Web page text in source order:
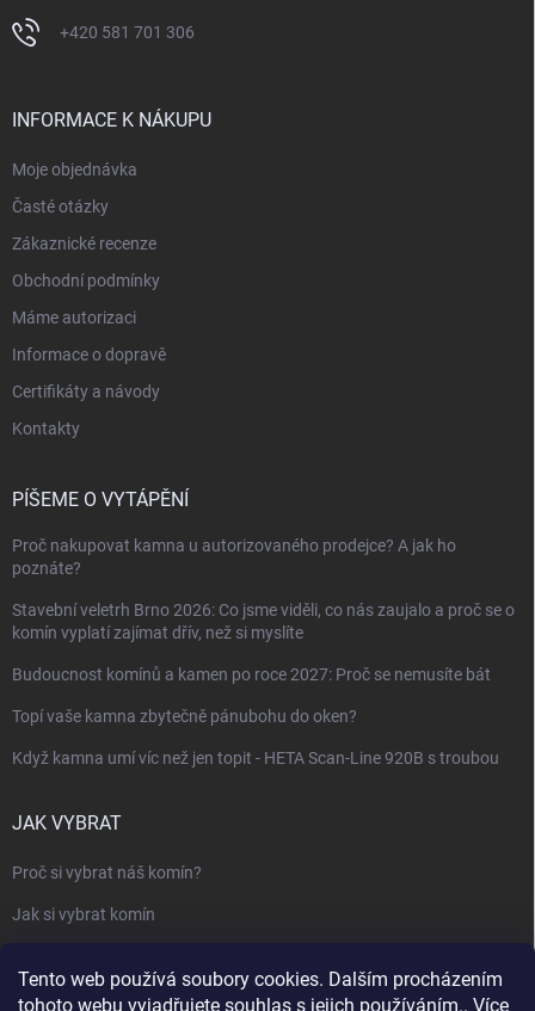
Tento web používá soubory cookies. Dalším procházením
tohoto webu vyjadřujete souhlas s jejich používáním.. Více
+420 581 701 306
INFORMACE K NÁKUPU
Moje objednávka
Časté otázky
Zákaznické recenze
Obchodní podmínky
Máme autorizaci
Informace o dopravě
Certifikáty a návody
Kontakty
PÍŠEME O VYTÁPĚNÍ
Proč nakupovat kamna u autorizovaného prodejce? A jak ho
poznáte?
Stavební veletrh Brno 2026: Co jsme viděli, co nás zaujalo a proč se o
komín vyplatí zajímat dřív, než si myslíte
Budoucnost komínů a kamen po roce 2027: Proč se nemusíte bát
Topí vaše kamna zbytečně pánubohu do oken?
Když kamna umí víc než jen topit - HETA Scan-Line 920B s troubou
JAK VYBRAT
Proč si vybrat náš komín?
Jak si vybrat komín
Jak vybrat kamna nebo krbovou vložku